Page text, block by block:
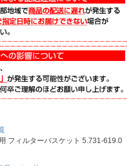
フィルターバスケット 5.731-619.0